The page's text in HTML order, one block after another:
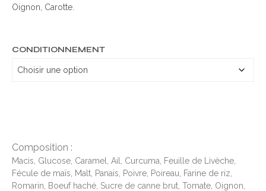
Oignon, Carotte.
CONDITIONNEMENT
Composition :
Macis, Glucose, Caramel, Ail, Curcuma, Feuille de Livèche,
Fécule de maïs, Malt, Panais, Poivre, Poireau, Farine de riz,
Romarin, Boeuf haché, Sucre de canne brut, Tomate, Oignon,